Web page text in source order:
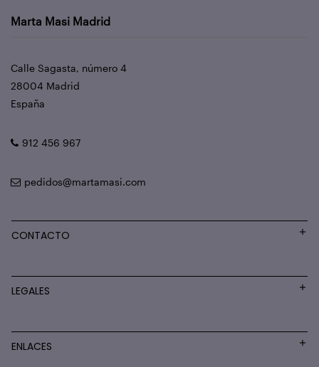
Marta Masi Madrid
Calle Sagasta, número 4
28004 Madrid
España
912 456 967
pedidos@martamasi.com
CONTACTO
LEGALES
ENLACES